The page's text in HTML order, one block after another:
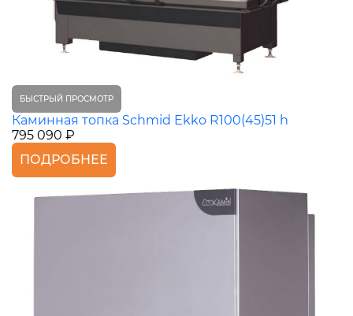
БЫСТРЫЙ ПРОСМОТР
Каминная топка Schmid Ekko R100(45)51 h
795 090 ₽
ПОДРОБНЕЕ